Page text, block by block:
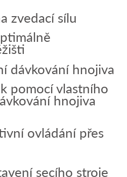
zvedací sílu
dávkování hnojiva
pomocí vlastního
hnojiva
ovládání přes
secího stroje